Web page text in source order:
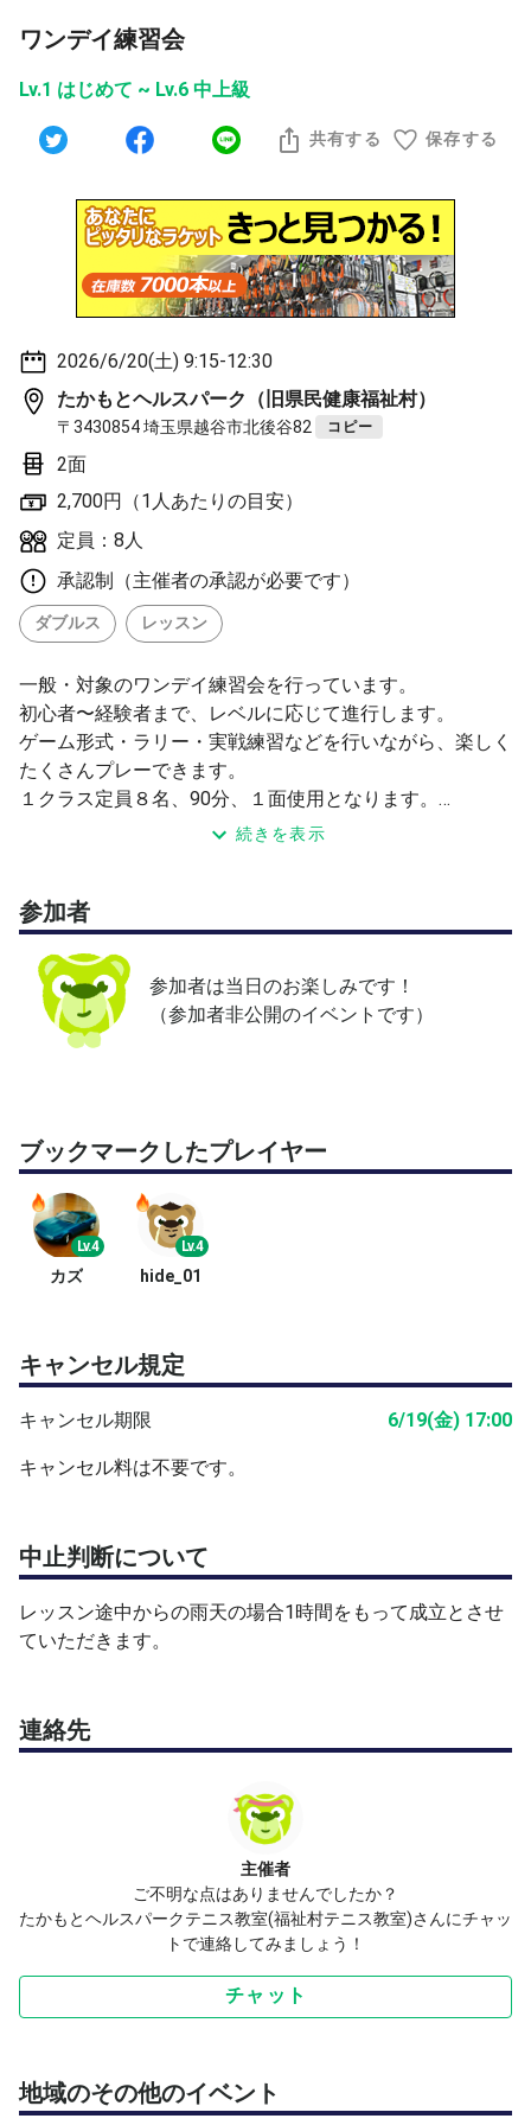
ワンデイ練習会
Lv.1 はじめて ~ Lv.6 中上級
共有する 保存する
2026/6/20(土) 9:15-12:30
たかもとヘルスパーク（旧県民健康福祉村）
〒3430854 埼玉県越谷市北後谷82 コピー
2面
2,700円（1人あたりの目安）
定員：8人
承認制（主催者の承認が必要です）
ダブルス レッスン
一般・対象のワンデイ練習会を行っています。
初心者〜経験者まで、レベルに応じて進行します。
ゲーム形式・ラリー・実戦練習などを行いながら、楽しく
たくさんプレーできます。
１クラス定員８名、90分、１面使用となります。
※レベル・年齢・時間帯の詳細はお問い合わせください。
続きを表示
参加者
参加者は当日のお楽しみです！
（参加者非公開のイベントです）
ブックマークしたプレイヤー
Lv.4
カズ
Lv.4
hide_01
キャンセル規定
キャンセル期限 6/19(金) 17:00
キャンセル料は不要です。
中止判断について
レッスン途中からの雨天の場合1時間をもって成立とさせ
ていただきます。
連絡先
主催者
ご不明な点はありませんでしたか？
たかもとヘルスパークテニス教室(福祉村テニス教室)さんにチャッ
トで連絡してみましょう！
チャット
地域のその他のイベント